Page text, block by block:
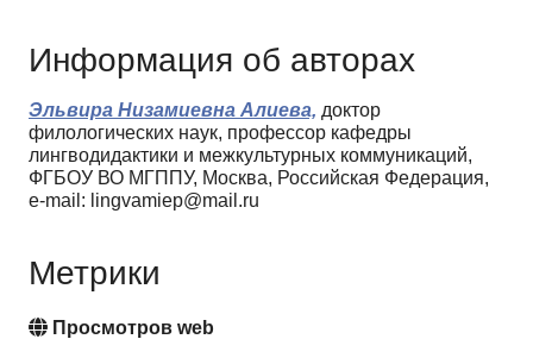
Информация об авторах
Эльвира Низамиевна Алиева, доктор
филологических наук, профессор кафедры
лингводидактики и межкультурных коммуникаций,
ФГБОУ ВО МГППУ, Москва, Российская Федерация,
e-mail: lingvamiep@mail.ru
Метрики
Просмотров web